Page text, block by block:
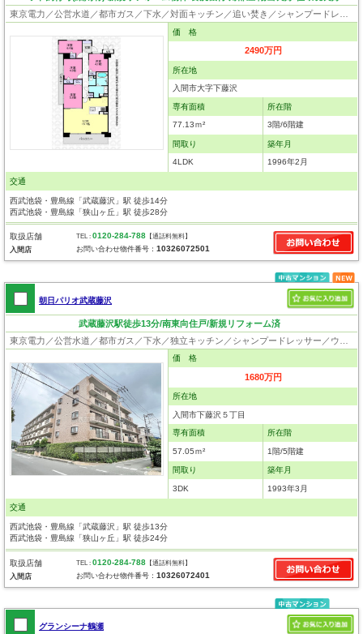
価 格
2490万円
所在地
入間市大字下藤沢
専有面積
77.13ｍ²
所在階
3階/6階建
間取り
4LDK
築年月
1996年2月
交通
西武池袋・豊島線「武蔵藤沢」駅 徒歩14分
西武池袋・豊島線「狭山ヶ丘」駅 徒歩28分
取扱店舗
入間店
TEL :0120-284-788 【通話料無料】
お問い合わせ物件番号：10326072501
朝日パリオ武蔵藤沢
武蔵藤沢駅徒歩13分/南東向住戸/新規リフォーム済
価 格
1680万円
所在地
入間市下藤沢５丁目
専有面積
57.05ｍ²
所在階
1階/5階建
間取り
3DK
築年月
1993年3月
交通
西武池袋・豊島線「武蔵藤沢」駅 徒歩13分
西武池袋・豊島線「狭山ヶ丘」駅 徒歩24分
取扱店舗
入間店
TEL :0120-284-788 【通話料無料】
お問い合わせ物件番号：10326072401
グランシーナ鶴瀬